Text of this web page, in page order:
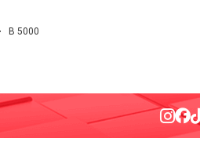
B 5000